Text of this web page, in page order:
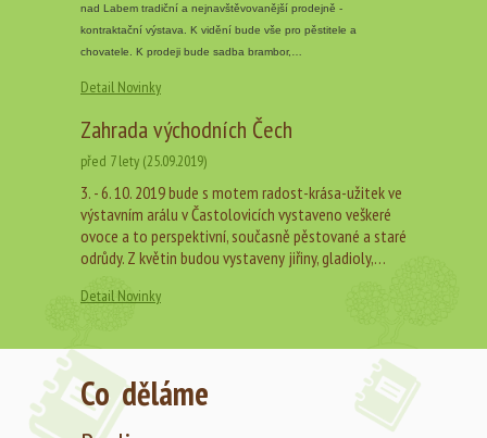
nad Labem tradiční a nejnavštěvovanější prodejně -
kontraktační výstava. K vidění bude vše pro pěstitele a
chovatele. K prodeji bude sadba brambor,…
Detail Novinky
Zahrada východních Čech
před 7 lety (25.09.2019)
3. - 6. 10. 2019 bude s motem radost-krása-užitek ve
výstavním arálu v Častolovicích vystaveno veškeré
ovoce a to perspektivní, současně pěstované a staré
odrůdy. Z květin budou vystaveny jiřiny, gladioly,…
Detail Novinky
Co děláme